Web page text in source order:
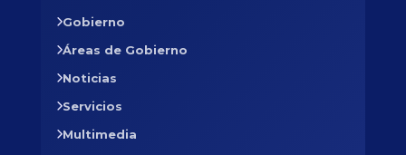
Gobierno
Áreas de Gobierno
Noticias
Servicios
Multimedia